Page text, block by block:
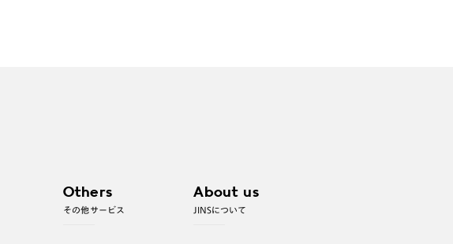
Others
その他サービス
About us
JINSについて